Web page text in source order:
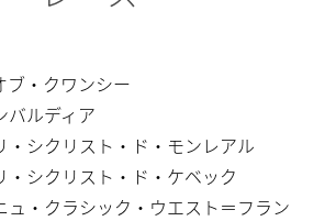
ブ・クワンシー
バルディア
・シクリスト・ド・モンレアル
・シクリスト・ド・ケベック
ュ・クラシック・ウエスト＝フラン